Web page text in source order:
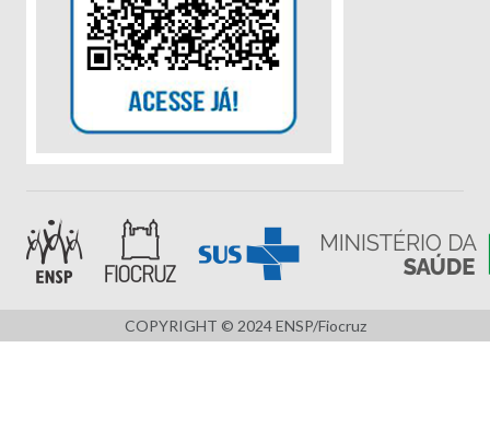
COPYRIGHT © 2024 ENSP/Fiocruz